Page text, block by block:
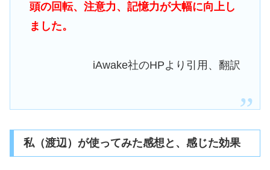
頭の回転、注意力、記憶力が大幅に向上し
ました。
iAwake社のHPより引用、翻訳
私（渡辺）が使ってみた感想と、感じた効果